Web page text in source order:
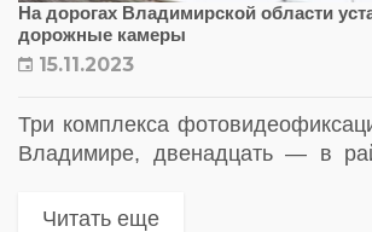
На дорогах Владимирской области
дорожные камеры
15.11.2023
Три комплекса
Владимире, двенадцать — в
Читать еще